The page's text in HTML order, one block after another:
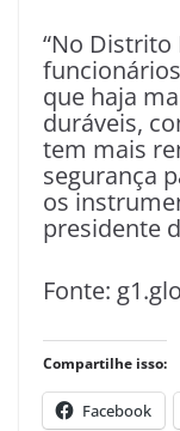
“No Distrito
que haja
duráveis,
tem mais
segurança
os
presidente
Fonte:
Compartilhe isso:
Facebook